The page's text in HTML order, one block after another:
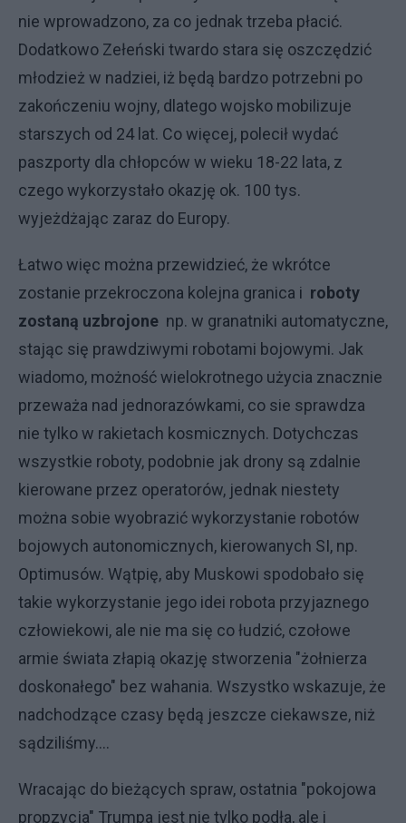
nie wprowadzono, za co jednak trzeba płacić.
Dodatkowo Zełeński twardo stara się oszczędzić
młodzież w nadziei, iż będą bardzo potrzebni po
zakończeniu wojny, dlatego wojsko mobilizuje
starszych od 24 lat. Co więcej, polecił wydać
paszporty dla chłopców w wieku 18-22 lata, z
czego wykorzystało okazję ok. 100 tys.
wyjeżdżając zaraz do Europy.
Łatwo więc można przewidzieć, że wkrótce
zostanie przekroczona kolejna granica i roboty
zostaną uzbrojone np. w granatniki automatyczne,
stając się prawdziwymi robotami bojowymi. Jak
wiadomo, możność wielokrotnego użycia znacznie
przeważa nad jednorazówkami, co sie sprawdza
nie tylko w rakietach kosmicznych. Dotychczas
wszystkie roboty, podobnie jak drony są zdalnie
kierowane przez operatorów, jednak niestety
można sobie wyobrazić wykorzystanie robotów
bojowych autonomicznych, kierowanych SI, np.
Optimusów. Wątpię, aby Muskowi spodobało się
takie wykorzystanie jego idei robota przyjaznego
człowiekowi, ale nie ma się co łudzić, czołowe
armie świata złapią okazję stworzenia "żołnierza
doskonałego" bez wahania. Wszystko wskazuje, że
nadchodzące czasy będą jeszcze ciekawsze, niż
sądziliśmy....
Wracając do bieżących spraw, ostatnia "pokojowa
propzycja" Trumpa jest nie tylko podła, ale i